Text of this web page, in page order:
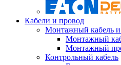
Кабели и провод
Монтажный кабель
Монтажный
Монтажный
Контрольный кабель